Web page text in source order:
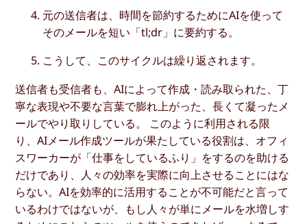
元の送信者は、時間を節約するためにAIを使って
そのメールを短い「tl;dr」に要約する。
こうして、このサイクルは繰り返されます。
送信者も受信者も、AIによって作成・読み取られた、丁
寧な表現や不要な言葉で膨れ上がった、長くて凝ったメ
ールでやり取りしている。 このように利用される限
り、AIメール作成ツールが果たしている役割は、オフィ
スワーカーが「仕事をしているふり」をするのを助ける
だけであり、人々の効率を実際に向上させることにはな
らない。AIを効率的に活用することが不可能だと言って
いるわけではないが、もし人々が単にメールを水増しす